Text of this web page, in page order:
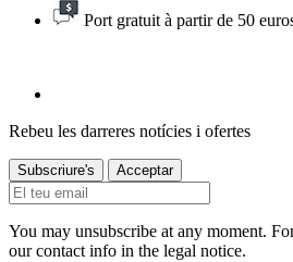
Port gratuit à partir de 50
Rebeu les darreres notícies i ofertes
You may unsubscribe at any moment.
our contact info in the legal notice.